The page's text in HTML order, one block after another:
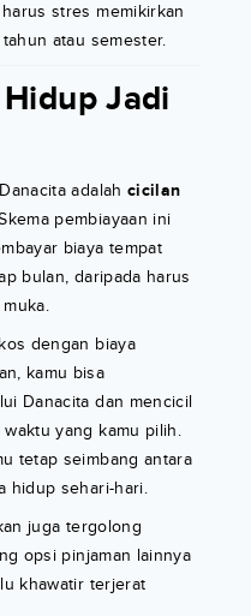
stres memikirkan
atau semester.
Jadi
adalah cicilan
pembiayaan ini
biaya tempat
bulan, daripada harus
dengan biaya
kamu bisa
Danacita dan mencicil
yang kamu pilih.
tetap seimbang antara
hidup sehari-hari.
juga tergolong
opsi pinjaman lainnya
khawatir terjerat